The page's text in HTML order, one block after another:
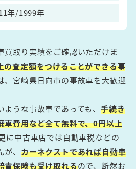
年/1999年
買取り実績をご確認いただけま
の査定額をつけることができる事
、宮崎県日向市の事故車を大歓迎
ような事故車であっても、手続き
車費用など全て無料で、0円以上
に中古車店では自動車税などの
が、カーネクストであれば自動車
責保険も受け取れるので、断然お